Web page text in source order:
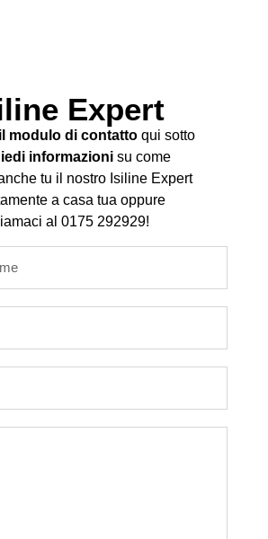
Expert
modulo di contatto qui sotto
informazioni su come
tu il nostro Isiline Expert
a casa tua oppure
al 0175 292929!